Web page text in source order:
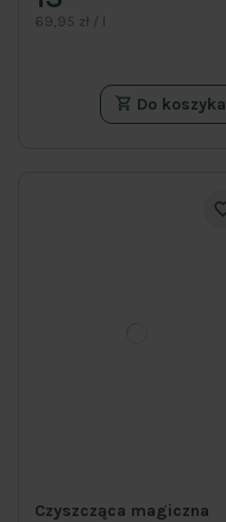
69,95 zł / l
Do koszyka
Czyszcząca magiczna